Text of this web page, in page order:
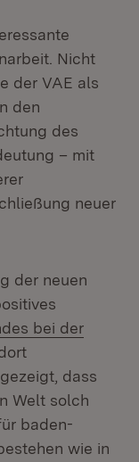
Nicht
der VAE als
den
des
– mit
neuer
der neuen
bei der
dass
Welt solch
baden-
wie in